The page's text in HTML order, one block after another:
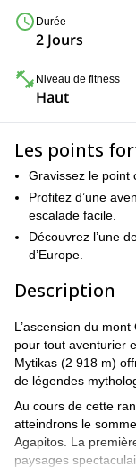
Durée
2 Jours
Niveau de fitness
Haut
Les points
Gravissez le point
Profitez d’une
escalade facile.
Découvrez l’une
d’Europe.
Description
L’ascension du
pour tout aventurier
Mytikas (2 918 m)
de légendes
Au cours de cette
atteindrons le
Agapitos. La
paysages